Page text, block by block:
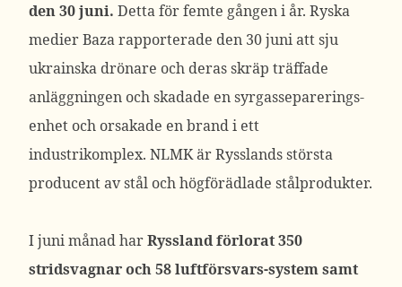
den 30 juni. Detta för femte gången i år. Ryska
medier Baza rapporterade den 30 juni att sju
ukrainska drönare och deras skräp träffade
anläggningen och skadade en syrgasseparerings-
enhet och orsakade en brand i ett
industrikomplex. NLMK är Rysslands största
producent av stål och högförädlade stålprodukter.
I juni månad harRyssland förlorat 350
stridsvagnar och 58 luftförsvars-system samt